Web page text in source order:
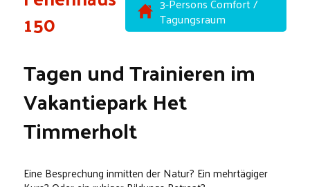
150 Tagungsraum
Tagen und Trainieren im
Vakantiepark Het
Timmerholt
Eine Besprechung inmitten der Natur? Ein mehrtägiger